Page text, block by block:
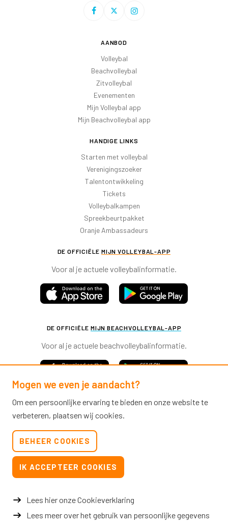
AANBOD
Volleybal
Beachvolleybal
Zitvolleybal
Evenementen
Mijn Volleybal app
Mijn Beachvolleybal app
HANDIGE LINKS
Starten met volleybal
Verenigingszoeker
Talentontwikkeling
Tickets
Volleybalkampen
Spreekbeurtpakket
Oranje Ambassadeurs
DE OFFICIËLE MIJN VOLLEYBAL-APP
Voor al je actuele volleybalinformatie.
DE OFFICIËLE MIJN BEACHVOLLEYBAL-APP
Voor al je actuele beachvolleybalinformatie.
© 2026 Nevobo
Nieuwsbrieven
Privacy & cookies
Verkoopvoorwaarden evenementen
Mogen we even je aandacht?
Om een persoonlijke ervaring te bieden en onze website te
verbeteren, plaatsen wij cookies.
BEHEER COOKIES
IK ACCEPTEER COOKIES
Lees hier onze Cookieverklaring
Lees meer over het gebruik van persoonlijke gegevens